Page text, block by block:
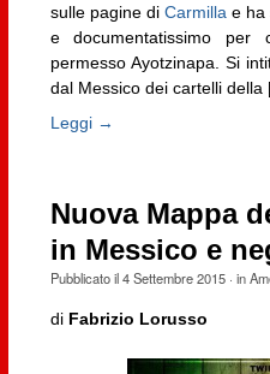
sulle pagine diCarmilla e ha
e documentatissimo
permesso Ayotzinapa. Si
dal Messico dei cartelli della
Leggi →
Nuova Mappa
in Messico e
Pubblicato il4 Settembre 2015· in
di Fabrizio Lorusso